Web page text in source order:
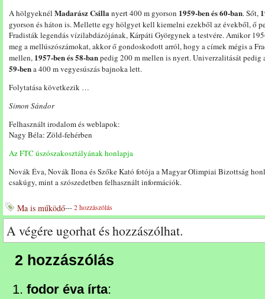
A hölgyeknél Madarász Csilla nyert 400 m gyorson 1959-ben és 60-ban. Sőt,
gyorson és háton is. Mellette egy hölgyet kell kiemelni ezekből az évekből, ő
Fradisták legendás vízilabdázójának, Kárpáti Györgynek a testvére. Amikor
meg a mellúszószámokat, akkor ő gondoskodott arról, hogy a címek mégis a
mellen, 1957-ben és 58-banpedig 200 m mellen is nyert. Univerzalitását
59-bena 400 m vegyesúszás bajnoka lett.
Folytatása következik …
Simon Sándor
Felhasznált irodalom és weblapok:
Nagy Béla: Zöld-fehérben
Az FTC úszószakosztályának honlapja
Novák Éva, Novák Ilona és Szőke Kató fotója a Magyar Olimpiai Bizottság
csakúgy, mint a szószedetben felhasznált információk.
Ma is működő---2 hozzászólás
A végére ugorhat és hozzászólhat.
2 hozzászólás
fodor éva írta: